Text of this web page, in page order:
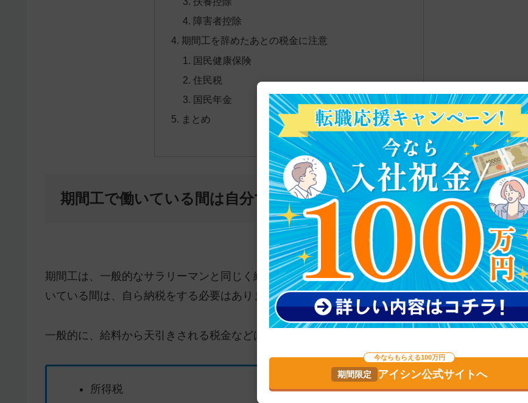
障害者控除
期間工を辞めたあとの税金に注意
国民健康保険
住民税
国民年金
まとめ
期間工で働いている間は自分で納税する必要はない
期間工は、一般的なサラリーマンと同じく給料から各種税金が天引きされるため、期間工として働
いている間は、自ら納税をする必要はありません。
一般的に、給料から天引きされる税金などは、以下のとおりです。
所得税
今ならもらえる100万円
アイシン公式サイトへ